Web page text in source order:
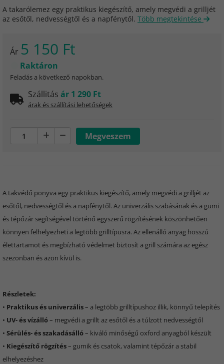
A takarólemez egy praktikus kiegészítő, amely megvédi a grilljét
az esőtől, nedvességtől és a napfénytől. Több megtekintése
Ár 5 150 Ft
Raktáron
Feladás a következő napokban.
Szállitás ár 1 290 Ft
árak és szállítási lehetőségek
A takvédő ponyva egy praktikus kiegészítő, amely megvédi a grilljét az
esőtől, nedvességtől és a napfénytől. Az univerzális szabásának és a gumi
és tépőzár segítségével történő egyszerű rögzítésének köszönhetően
könnyen felhelyezheti a legtöbb grilltípusra. Az ellenálló anyag hosszú
élettartamot és megbízható védelmet biztosít a grill számára az egész
szezonban és azon kívül is.
Részletek:
• Praktikus és univerzális– a legtöbb grilltípushoz illik, könnyű telepítés
• UV- és vízálló– megvédi a grillt az esőtől és a túlzott nedvességtől
• Sérülés- és szakadásálló– kiváló minőségű oxford anyagból készült
• Kiegészítő rögzítés– gumik és csatok, valamint tépőzár a stabil
elhelyezéshez